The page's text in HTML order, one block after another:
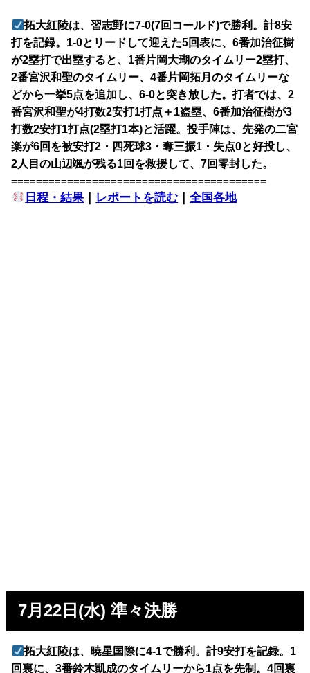
拓大紅陵は、習志野に7-0(7回コールド)で勝利。計8安
打を記録。1-0とリードして迎えた5回表に、6番加治征樹
が2塁打で出塁すると、1番片岡大瑚のタイムリー2塁打、
2番宮沢和聖のタイムリー、4番片岡拓月のタイムリーな
どから一挙5点を追加し、6-0と突き放した。打者では、2
番宮沢和聖が4打数2安打1打点＋1盗塁、6番加治征樹が3
打数2安打1打点(2塁打1本)と活躍。投手陣は、先発の二宮
楽が6回を被安打2・四死球3・奪三振1・失点0と好投し、
2人目の山辺颯が残る1回を救援して、7回零封した。
=========================================
日程・結果｜ レポートを読む ｜全国各地
7月22日(水) 準々決勝
拓大紅陵は、暁星国際に4-1で勝利。計9安打を記録。1
回裏に、3番鈴木凱成のタイムリーから1点を先制。4回裏